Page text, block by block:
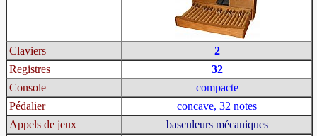
Claviers
2
Registres
32
Console
compacte
Pédalier
concave, 32 notes
Appels de jeux
basculeurs mécaniques